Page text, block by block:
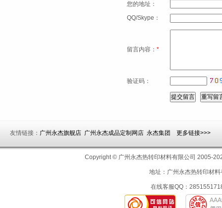
您的地址：
QQ/Skype：
留言内容： *
验证码：
友情链接： 广州永杰旗舰店 广州永杰成品定制网店 永杰集团 更多链接>>>
Copyright © 广州永杰热转印材料有限公司
地址：广州永杰热转印材
在线客服QQ：